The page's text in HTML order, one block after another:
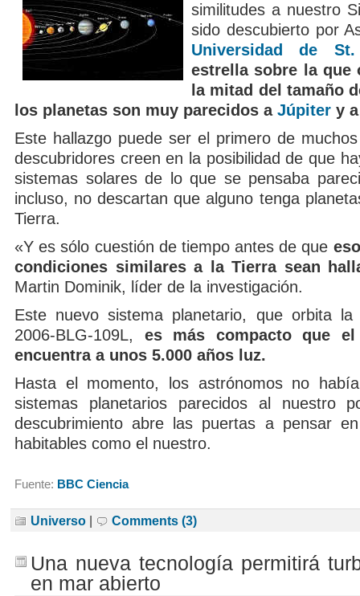
similitudes a nuestro
sido descubierto por
Universidad de St.
estrella sobre la que
la mitad del tamaño
los planetas son muy parecidos a Júpiter y
Este hallazgo puede ser el primero de
descubridores creen en la posibilidad de que
sistemas solares de lo que se pensaba
incluso, no descartan que alguno tenga
Tierra.
«Y es sólo cuestión de tiempo antes de que
condiciones similares a la Tierra sean
Martin Dominik, líder de la investigación.
Este nuevo sistema planetario, que orbita la
2006-BLG-109L, es más compacto que
encuentra a unos 5.000 años luz.
Hasta el momento, los astrónomos no
sistemas planetarios parecidos al nuestro
descubrimiento abre las puertas a pensar
habitables como el nuestro.
Fuente: BBC Ciencia
Universo | Comments (3)
Una nueva tecnología permitirá
en mar abierto